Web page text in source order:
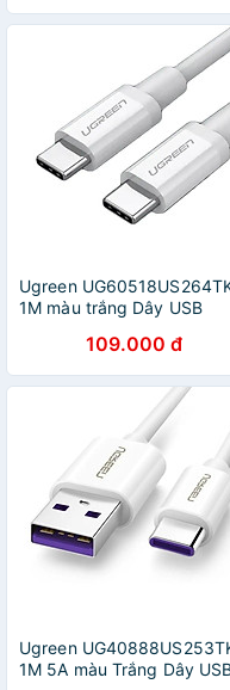
Ugreen
1M màu trắng Dây USB
HÀNG CHÍNH HÃNG
109.000 đ
Ugreen
1M 5A màu Trắng Dây